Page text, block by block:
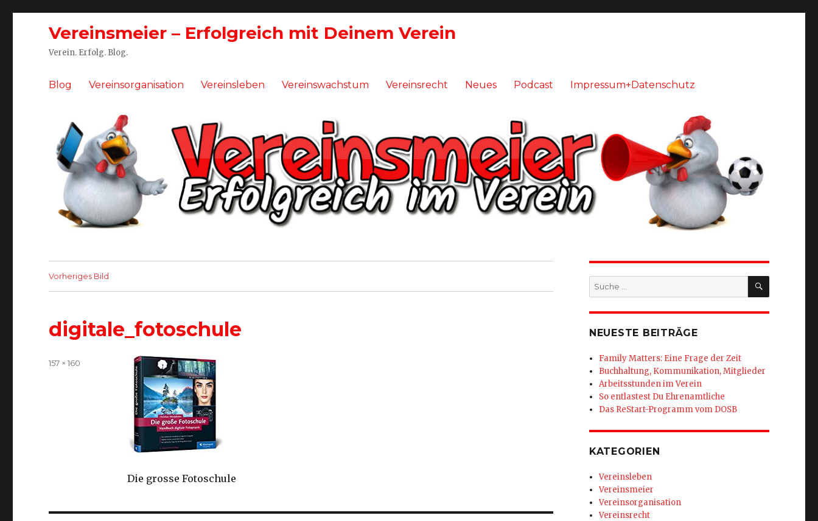
Vereinsmeier – Erfolgreich mit Deinem Verein
Verein. Erfolg. Blog.
Blog Vereinsorganisation Vereinsleben Vereinswachstum Vereinsrecht Neues Podcast Impressum+Datenschutz
Vorheriges Bild
digitale_fotoschule
Die grosse Fotoschule
Volle
157 × 160
Suche
nach:
SUCHEN
NEUESTE BEITRÄGE
Family Matters: Eine Frage der Zeit
Buchhaltung, Kommunikation, Mitglieder
Arbeitsstunden im Verein
So entlastest Du Ehrenamtliche
Das ReStart-Programm vom DOSB
KATEGORIEN
Vereinsleben
Vereinsmeier
Vereinsorganisation
Vereinsrecht